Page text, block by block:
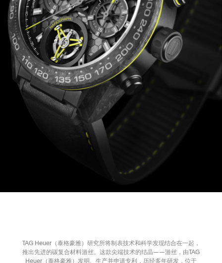
TAG Heuer（泰格豪雅）研究所将制表技术和科学发现结合在一起，
推出先进的碳复合材料游丝。这款尖端技术的结晶——游丝，由TAG
Heuer（泰格豪雅）发明、生产并申请专利，历经多年研发，位于